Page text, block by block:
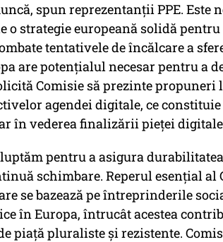
spun reprezentanții PPE. Este
o strategie europeană solidă
tentativele de încălcare a
are potențialul necesar pentru a
Comisie să prezinte propuneri
agendei digitale, ce
în vederea finalizării pieței
pentru a asigura
schimbare. Reperul esențial al
se bazează pe întreprinderile
în Europa, întrucât acestea
piață pluraliste și rezistente.